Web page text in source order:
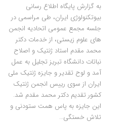
به گزارش پایگاه اطلاع رسانی
بیوتکنولوژی ایران، طی مراسمی در
جلسه مجمع عمومی اتحادیه انجمن
های علوم زیستی، از خدمات دکتر
محمد مقدم استاد ژنتیک و اصلاح
نباتات دانشگاه تبریز تجلیل به عمل
آمد و لوح تقدیر و جایزه ژنتیک ملی
ایران از سوی رییس انجمن ژنتیک
کشور تقدیم دکتر محمد مقدم شد.
این جایزه به پاس همت ستودنی و
تلاش خستگی…